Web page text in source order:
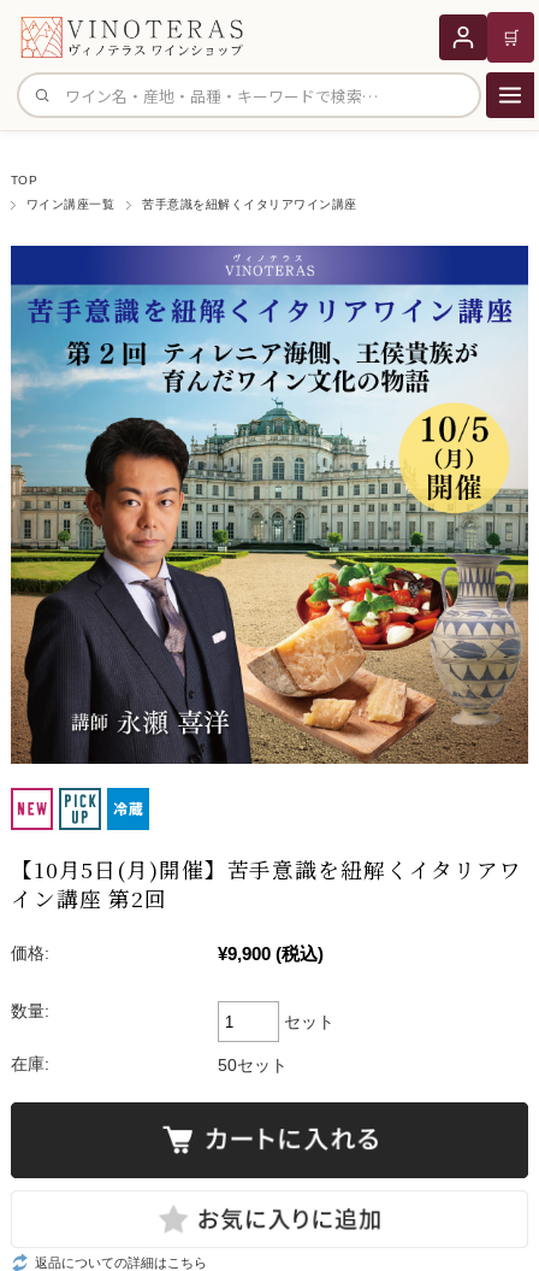
サイト内検索
🛒
TOP
ワイン講座一覧
苦手意識を紐解くイタリアワイン講座
【10月5日(月)開催】苦手意識を紐解くイタリアワ
イン講座 第2回
価格: ¥9,900 (税込)
数量:
セット
在庫: 50セット
返品についての詳細はこちら